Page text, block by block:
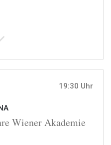
19:30 Uhr
Wiener Akademie